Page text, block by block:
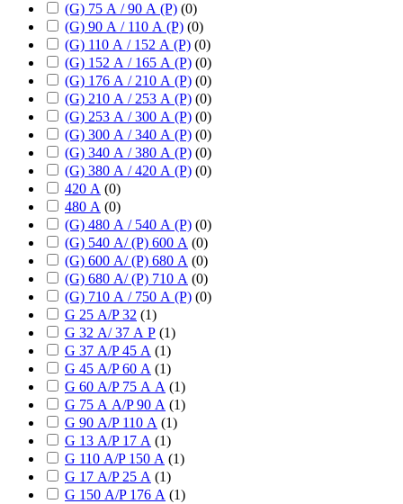
(G) 75 А / 90 А (P) (0)
(G) 90 А / 110 А (P) (0)
(G) 110 А / 152 А (P) (0)
(G) 152 А / 165 А (P) (0)
(G) 176 А / 210 А (P) (0)
(G) 210 А / 253 А (P) (0)
(G) 253 А / 300 А (P) (0)
(G) 300 А / 340 А (P) (0)
(G) 340 А / 380 А (P) (0)
(G) 380 А / 420 А (P) (0)
420 А (0)
480 А (0)
(G) 480 А / 540 А (P) (0)
(G) 540 А/ (P) 600 А (0)
(G) 600 А/ (P) 680 А (0)
(G) 680 А/ (P) 710 А (0)
(G) 710 А / 750 А (P) (0)
G 25 А/P 32 (1)
G 32 А/ 37 А P (1)
G 37 А/P 45 А (1)
G 45 А/P 60 А (1)
G 60 А/P 75 А А (1)
G 75 А А/P 90 А (1)
G 90 А/P 110 А (1)
G 13 А/P 17 А (1)
G 110 А/P 150 А (1)
G 17 А/P 25 А (1)
G 150 А/P 176 А (1)